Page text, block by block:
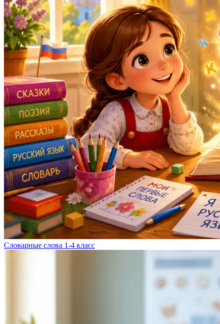
Словарные слова 1-4 класс